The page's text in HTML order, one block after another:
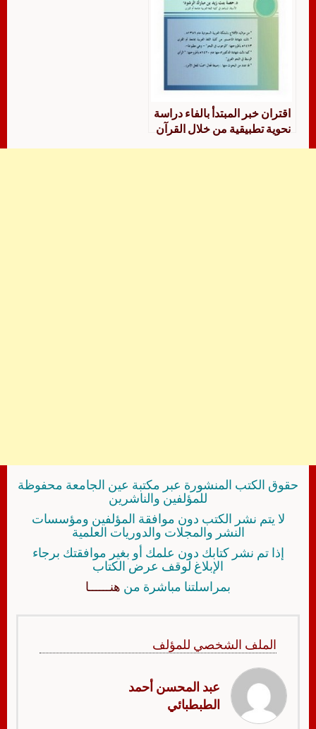
اقتران خبر المبتدأ بالفاء دراسة
نحوية تطبيقية من خلال القرآن
حقوق الكتب المنشورة عبر مكتبة عين الجامعة محفوظة
للمؤلفين والناشرين
لا يتم نشر الكتب دون موافقة المؤلفين ومؤسسات
النشر والمجلات والدوريات العلمية
إذا تم نشر كتابك دون علمك أو بغير موافقتك برجاء
الإبلاغ لوقف عرض الكتاب
بمراسلتنا مباشرة من هنــــــا
الملف الشخصي للمؤلف
عبد المحسن أحمد
الطبطبائي